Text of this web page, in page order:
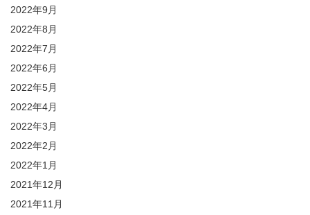
2022年9月
2022年8月
2022年7月
2022年6月
2022年5月
2022年4月
2022年3月
2022年2月
2022年1月
2021年12月
2021年11月